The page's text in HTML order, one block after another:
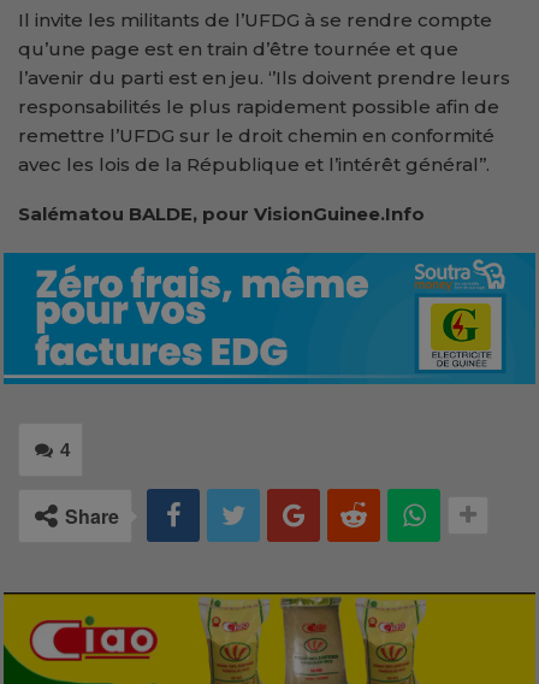
Il invite les militants de l’UFDG à se rendre compte
qu’une page est en train d’être tournée et que
l’avenir du parti est en jeu. ‘’Ils doivent prendre leurs
responsabilités le plus rapidement possible afin de
remettre l’UFDG sur le droit chemin en conformité
avec les lois de la République et l’intérêt général’’.
Salématou BALDE, pour VisionGuinee.Info
4
Share